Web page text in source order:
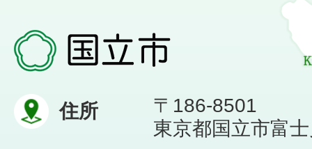
住所
〒186-8501
東京都国立市富